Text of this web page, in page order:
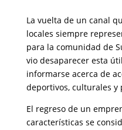
La vuelta de un canal
locales siempre
para la comunidad de
vio desaparecer esta
informarse acerca de
deportivos, culturales y
El regreso de un
características se